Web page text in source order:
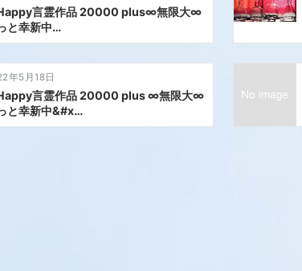
言霊作品 20000 plus∞無限大∞
と幸新中…
年5月18日
言霊作品 20000 plus ∞無限大∞
と幸新中&#x…